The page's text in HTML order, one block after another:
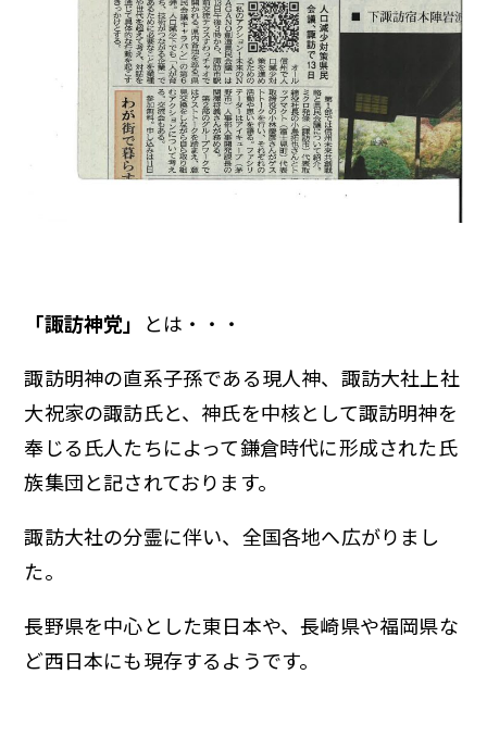
「諏訪神党」 とは・・・
諏訪明神の直系子孫である現人神、諏訪大社上社
大祝家の諏訪氏と、神氏を中核として諏訪明神を
奉じる氏人たちによって鎌倉時代に形成された氏
族集団と記されております。
諏訪大社の分霊に伴い、全国各地へ広がりまし
た。
長野県を中心とした東日本や、長崎県や福岡県な
ど西日本にも現存するようです。